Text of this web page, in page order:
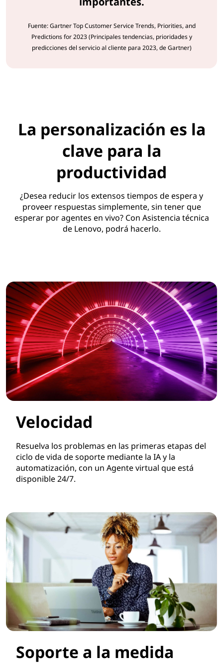
Fuente: Gartner Top Customer Service Trends, Priorities, and
Predictions for 2023 (Principales tendencias, prioridades y
predicciones del servicio al cliente para 2023, de Gartner)
La personalización es la
clave para la
productividad
¿Desea reducir los extensos tiempos de espera y
proveer respuestas simplemente, sin tener que
esperar por agentes en vivo? Con Asistencia técnica
de Lenovo, podrá hacerlo.
Velocidad
Resuelva los problemas en las primeras etapas del
ciclo de vida de soporte mediante la IA y la
automatización, con un Agente virtual que está
disponible 24/7.
Soporte a la medida